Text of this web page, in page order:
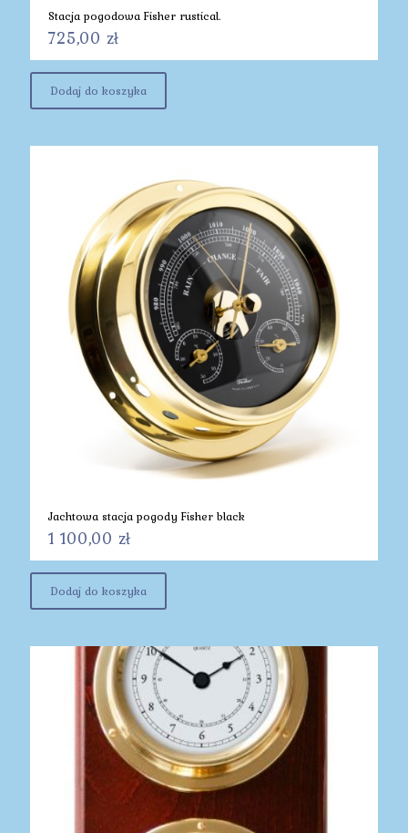
Stacja pogodowa Fisher rustical.
725,00 zł
Dodaj do koszyka
Jachtowa stacja pogody Fisher black
1 100,00 zł
Dodaj do koszyka